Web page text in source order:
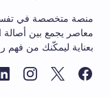
منصة متخصصة في تفسير
معاصر يجمع بين أصالة
بعناية ليمكّنك من فهم